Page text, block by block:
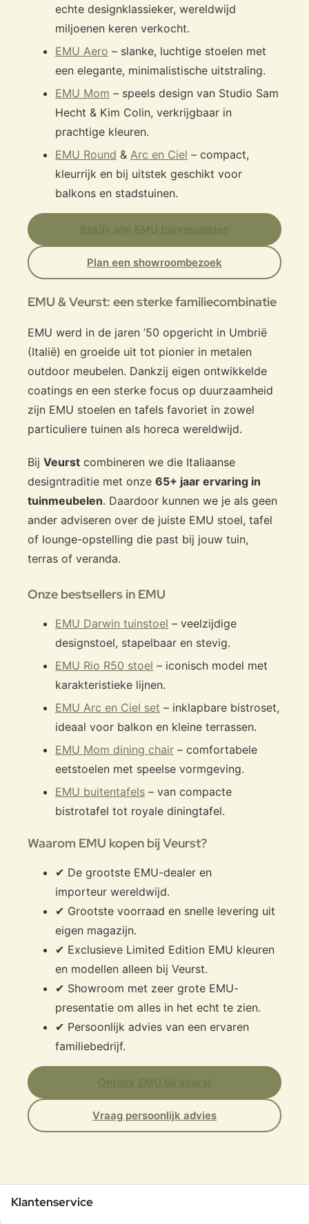
echte designklassieker, wereldwijd
miljoenen keren verkocht.
EMU Aero – slanke, luchtige stoelen met
een elegante, minimalistische uitstraling.
EMU Mom – speels design van Studio Sam
Hecht & Kim Colin, verkrijgbaar in
prachtige kleuren.
EMU Round & Arc en Ciel – compact,
kleurrijk en bij uitstek geschikt voor
balkons en stadstuinen.
Plan een showroombezoek
EMU & Veurst: een sterke familiecombinatie
EMU werd in de jaren ’50 opgericht in Umbrië
(Italië) en groeide uit tot pionier in metalen
outdoor meubelen. Dankzij eigen ontwikkelde
coatings en een sterke focus op duurzaamheid
zijn EMU stoelen en tafels favoriet in zowel
particuliere tuinen als horeca wereldwijd.
Bij Veurst combineren we die Italiaanse
designtraditie met onze 65+ jaar ervaring in
tuinmeubelen. Daardoor kunnen we je als geen
ander adviseren over de juiste EMU stoel, tafel
of lounge-opstelling die past bij jouw tuin,
terras of veranda.
Onze bestsellers in EMU
EMU Darwin tuinstoel – veelzijdige
designstoel, stapelbaar en stevig.
EMU Rio R50 stoel – iconisch model met
karakteristieke lijnen.
EMU Arc en Ciel set – inklapbare bistroset,
ideaal voor balkon en kleine terrassen.
EMU Mom dining chair – comfortabele
eetstoelen met speelse vormgeving.
EMU buitentafels – van compacte
bistrotafel tot royale diningtafel.
Waarom EMU kopen bij Veurst?
✔ De grootste EMU-dealer en
importeur wereldwijd.
✔ Grootste voorraad en snelle levering uit
eigen magazijn.
✔ Exclusieve Limited Edition EMU kleuren
en modellen alleen bij Veurst.
✔ Showroom met zeer grote EMU-
presentatie om alles in het echt te zien.
✔ Persoonlijk advies van een ervaren
familiebedrijf.
Vraag persoonlijk advies
Klantenservice